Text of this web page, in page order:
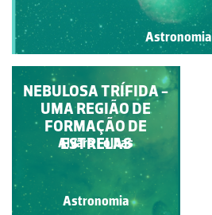
Astronomia
NEBULOSA DO
CARANGUEJO
ESA/DLR/FU Berlin
Astronomia
NEBULOSA TRÍFIDA -
UMA REGIÃO DE
FORMAÇÃO DE
ESTRELAS
Alvaro Folhas
Astronomia